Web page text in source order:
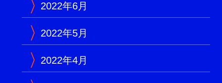
2022年6月
2022年5月
2022年4月